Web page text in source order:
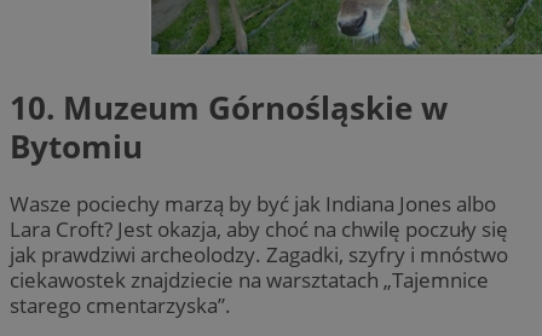
10. Muzeum Górnośląskie w
Bytomiu
Wasze pociechy marzą by być jak Indiana Jones albo
Lara Croft? Jest okazja, aby choć na chwilę poczuły się
jak prawdziwi archeolodzy. Zagadki, szyfry i mnóstwo
ciekawostek znajdziecie na warsztatach „Tajemnice
starego cmentarzyska”.